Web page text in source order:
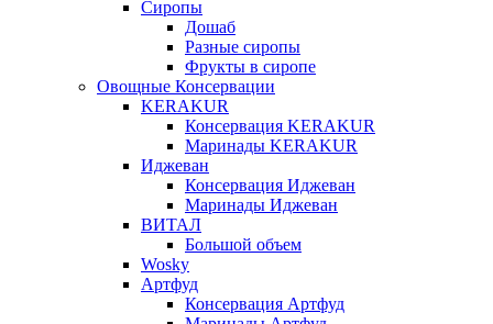
Сиропы
Дошаб
Разные сиропы
Фрукты в сиропе
Овощные Консервации
KERAKUR
Консервация KERAKUR
Маринады KERAKUR
Иджеван
Консервация Иджеван
Маринады Иджеван
ВИТАЛ
Большой объем
Wosky
Артфуд
Консервация Артфуд